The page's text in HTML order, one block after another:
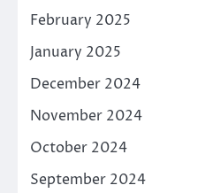
February 2025
January 2025
December 2024
November 2024
October 2024
September 2024